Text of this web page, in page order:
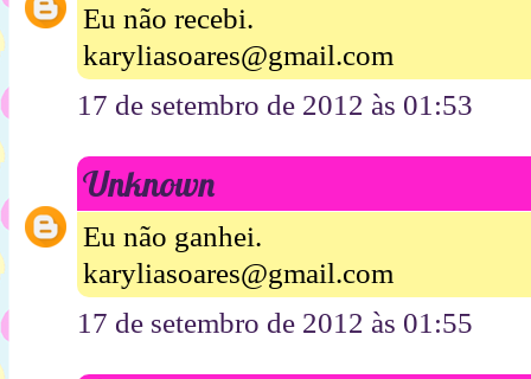
Eu não recebi.
karyliasoares@gmail.com
17 de setembro de 2012 às 01:53
Unknown
Eu não ganhei.
karyliasoares@gmail.com
17 de setembro de 2012 às 01:55